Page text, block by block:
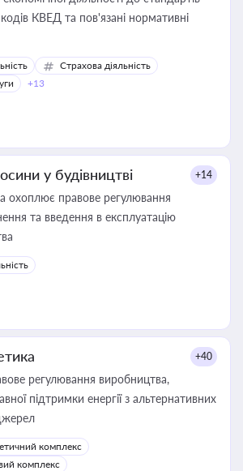
КВЕД та пов'язані нормативні
Страхова діяльність
+13
у будівництві +14
охоплює правове регулювання
та введення в експлуатацію
+40
регулювання виробництва,
підтримки енергії з альтернативних
комплекс
комплекс